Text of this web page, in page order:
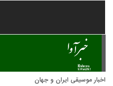
اخبار موسیقی ایران و جهان